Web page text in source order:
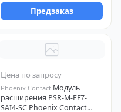
Предзаказ
Цена по запросу
Phoenix Contact Модуль
расширения PSR-M-EF7-
SAI4-SC Phoenix Contact